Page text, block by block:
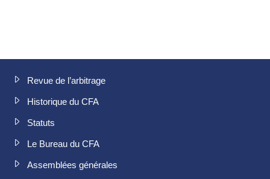
Revue de l’arbitrage
Historique du CFA
Statuts
Le Bureau du CFA
Assemblées générales